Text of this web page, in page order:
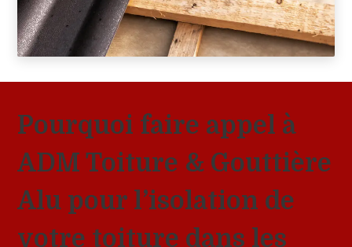
Pourquoi faire appel à
ADM Toiture & Gouttière
Alu pour l’isolation de
votre toiture dans les